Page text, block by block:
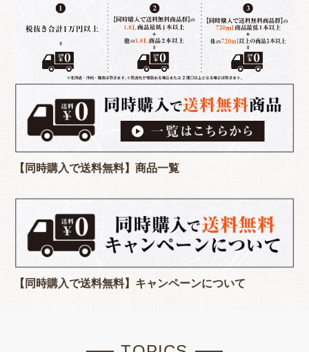
【同時購入で送料無料】商品一覧
【同時購入で送料無料】キャンペーンについて